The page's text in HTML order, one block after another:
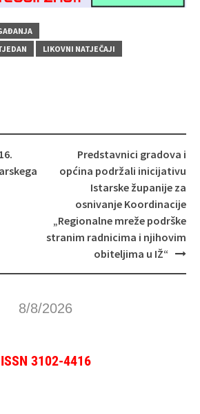
LIKOVNI NATJEČAJI
Predstavnici gradova i
općina podržali inicijativu
Istarske županije za
osnivanje Koordinacije
„Regionalne mreže podrške
stranim radnicima i njihovim
obiteljima u IŽ“
8/8/2026
ISSN 3102-4416